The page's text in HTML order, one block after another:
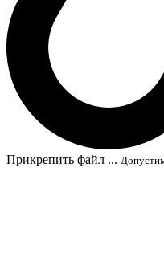
Прикрепить файл ...